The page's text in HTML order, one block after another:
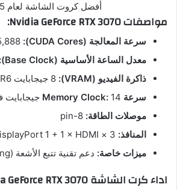
أفضل كروت الشاشة لعام 2025
مواصفات Nvidia GeForce RTX 3070:
سرعة المعالجة (CUDA Cores):
معدل الساعة الأساسية (Base Clock):
ذاكرة الفيديو (VRAM):
سرعة Memory Clock: 14 جيجابايت في الثانية
موصلات الطاقة:
المنافذ:
ميزات خاصة: دعم تقنية تتبع الأشعة (Ray Tracing)
اداءكرت الشاشة Nvidia GeForce RTX 3070